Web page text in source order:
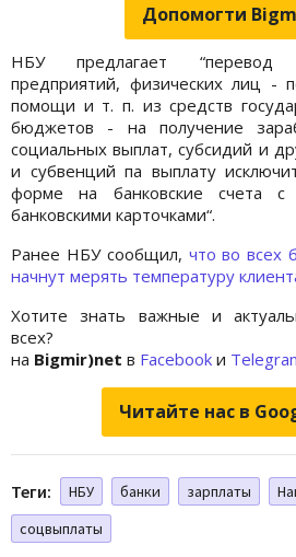
Допомогти
НБУ предлагает “перевод
предприятий, физических лиц -
помощи и т. п. из средств
бюджетов - на получение
социальных выплат, субсидий и
и субвенций па выплату
форме на банковские счета
банковскими карточками“.
Ранее НБУ сообщил, что во всех
начнут мерять температуру
Хотите знать важные и
всех?
на Bigmir)net в Facebook и
Читайте нас в
Теги: НБУ банки зарплаты
соцвыплаты